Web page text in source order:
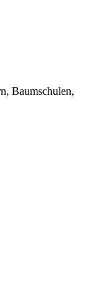
Baumschulen,